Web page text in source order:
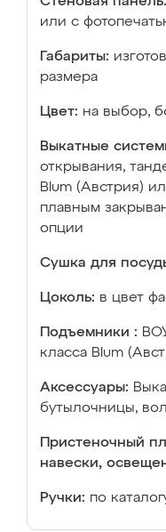
или с
Габариты:
размера
Цвет: на выбор,
Выкатные
открывания,
Blum (Австрия)
плавным
опции
Сушка для
Цоколь: в цвет
Подъемники :
класса Blum
Аксессуары:
бутылочницы,
Пристеночный
навески,
Ручки: по